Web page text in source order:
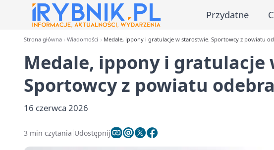
Przydatne
Strona główna Wiadomości Medale, ippony i gratulacje w starostwie. Sportowcy z powiatu
Medale, ippony i gratulacje
Sportowcy z powiatu
16 czerwca 2026
3 min czytania Udostępnij